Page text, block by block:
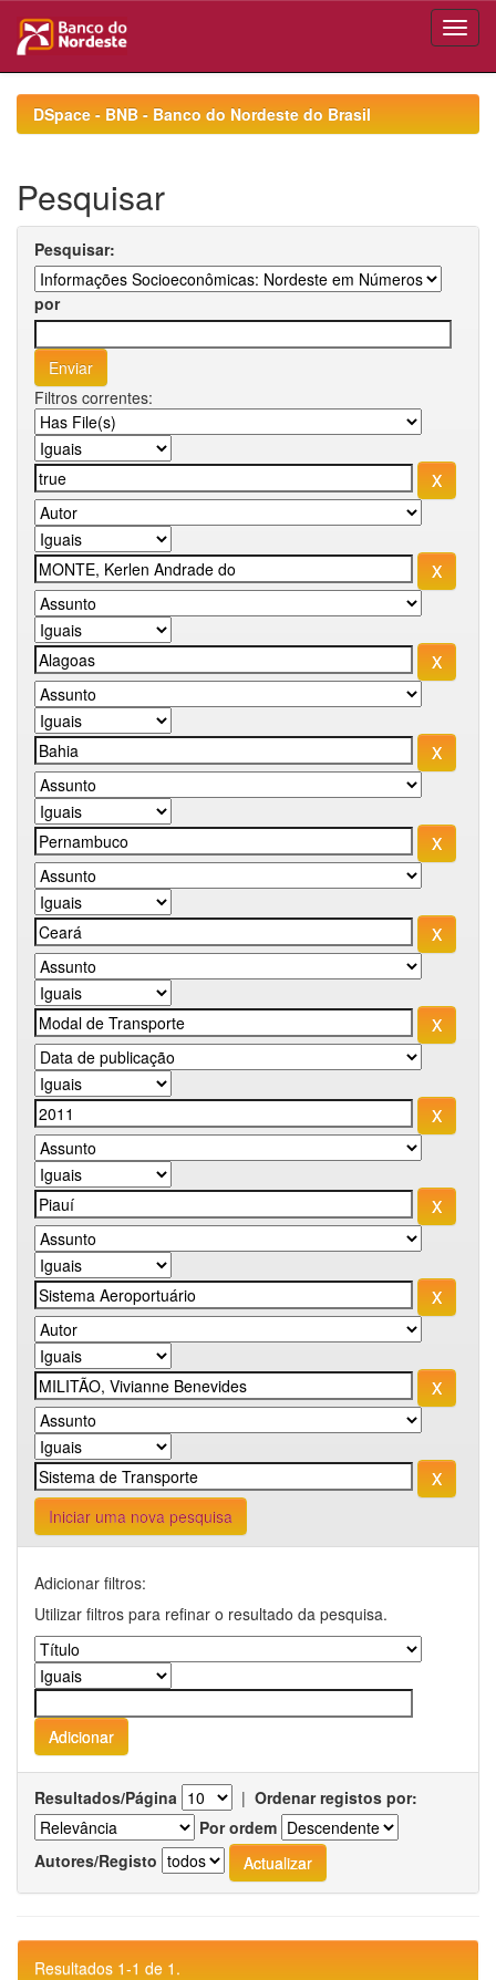
navigationDSpace - BNB - Banco do Nordeste do Brasil
Pesquisar
Pesquisar:
por
Filtros correntes:
Iniciar uma nova pesquisa
Adicionar filtros:
Utilizar filtros para refinar o resultado da pesquisa.
Resultados/Página | Ordenar registos por:
Por ordem
Autores/Registo
Resultados 1-1 de 1.